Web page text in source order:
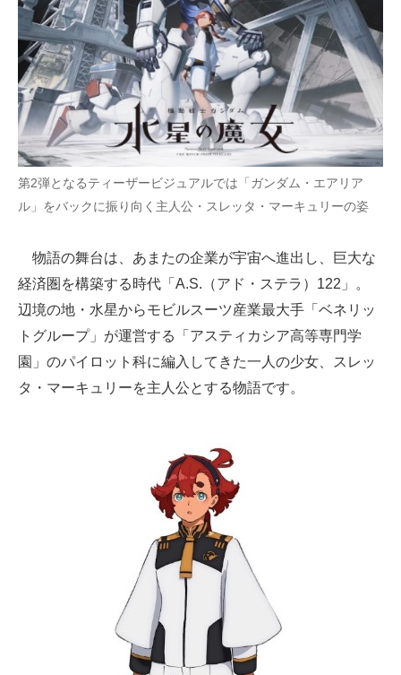
企業ITのトレンドを詳説
経営リーダーのコミュニティ
マーケ×ITの今がよく分かる
ITエンジニア向け専門サイト
企業向けIT製品の総合サイト
製造業のIT導入・活用を支援
モノづくり技術者専門サイト
エレクトロニクス専門サイト
電子設計の基本と応用
建設×テクノロジーの最前線
ちょっと気になるネットの話題
第2弾となるティーザービジュアルでは「ガンダム・エアリア
ル」をバックに振り向く主人公・スレッタ・マーキュリーの姿
物語の舞台は、あまたの企業が宇宙へ進出し、巨大な
経済圏を構築する時代「A.S.（アド・ステラ）122」。
辺境の地・水星からモビルスーツ産業最大手「ベネリッ
トグループ」が運営する「アスティカシア高等専門学
園」のパイロット科に編入してきた一人の少女、スレッ
タ・マーキュリーを主人公とする物語です。